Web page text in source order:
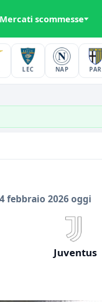
Mercati scommesse
LEC NAP PAR
febbraio 2026 oggi
Juventus